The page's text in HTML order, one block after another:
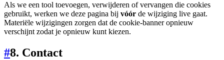
Als we een tool toevoegen, verwijderen of vervangen die cookies
gebruikt, werken we deze pagina bij vóór de wijziging live gaat.
Materiële wijzigingen zorgen dat de cookie-banner opnieuw
verschijnt zodat je opnieuw kunt kiezen.
#8. Contact